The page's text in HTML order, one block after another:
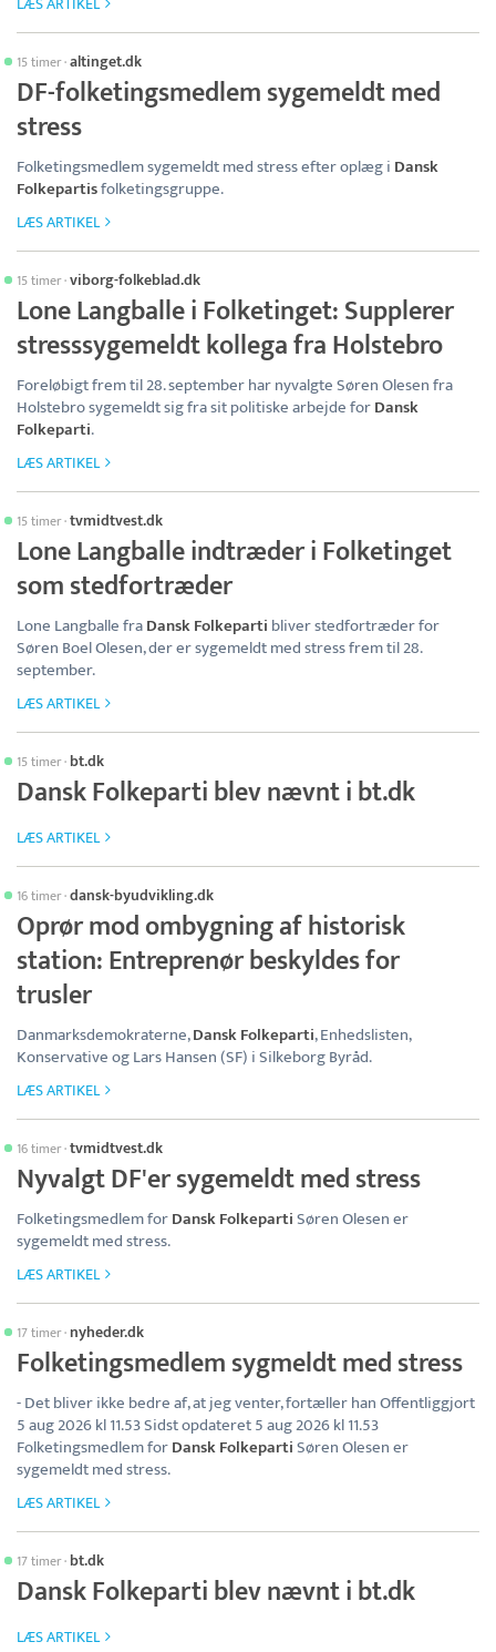
15 timer·altinget.dk
DF-folketingsmedlem sygemeldt med
stress
Folketingsmedlem sygemeldt med stress efter oplæg i Dansk
Folkepartisfolketingsgruppe.
LÆS ARTIKEL
15 timer·viborg-folkeblad.dk
Lone Langballe i Folketinget: Supplerer
stresssygemeldt kollega fra Holstebro
Foreløbigt frem til 28. september har nyvalgte Søren Olesen fra
Holstebro sygemeldt sig fra sit politiske arbejde forDansk
Folkeparti.
LÆS ARTIKEL
15 timer·tvmidtvest.dk
Lone Langballe indtræder i Folketinget
som stedfortræder
Lone Langballe fraDansk Folkeparti bliver stedfortræder for
Søren Boel Olesen, der er sygemeldt med stress frem til 28.
september.
LÆS ARTIKEL
15 timer· bt.dk
Dansk Folkeparti blev nævnt i bt.dk
LÆS ARTIKEL
16 timer·dansk-byudvikling.dk
Oprør mod ombygning af historisk
station: Entreprenør beskyldes for
trusler
Danmarksdemokraterne,Dansk Folkeparti, Enhedslisten,
Konservative og Lars Hansen (SF) i Silkeborg Byråd.
LÆS ARTIKEL
16 timer·tvmidtvest.dk
Nyvalgt DF'er sygemeldt med stress
Folketingsmedlem forDansk FolkepartiSøren Olesen er
sygemeldt med stress.
LÆS ARTIKEL
17 timer· nyheder.dk
Folketingsmedlem sygmeldt med stress
- Det bliver ikke bedre af, at jeg venter, fortæller han Offentliggjort
5 aug 2026 kl 11.53 Sidst opdateret 5 aug 2026 kl 11.53
Folketingsmedlem forDansk FolkepartiSøren Olesen er
sygemeldt med stress.
LÆS ARTIKEL
17 timer· bt.dk
Dansk Folkeparti blev nævnt i bt.dk
LÆS ARTIKEL